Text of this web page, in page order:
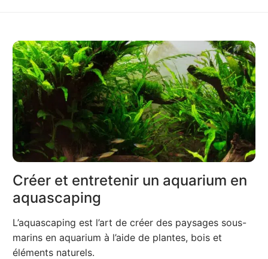
Créer et entretenir un aquarium en
aquascaping
L’aquascaping est l’art de créer des paysages sous-
marins en aquarium à l’aide de plantes, bois et
éléments naturels.